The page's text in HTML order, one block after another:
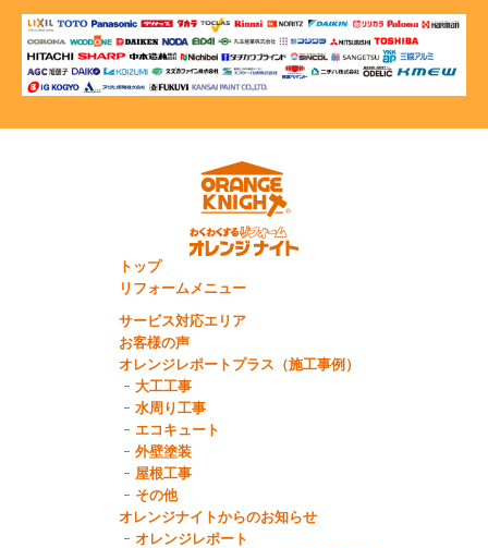
トップ
リフォームメニュー
サービス対応エリア
お客様の声
オレンジレポートプラス（施工事例）
大工工事
水周り工事
エコキュート
外壁塗装
屋根工事
その他
オレンジナイトからのお知らせ
オレンジレポート